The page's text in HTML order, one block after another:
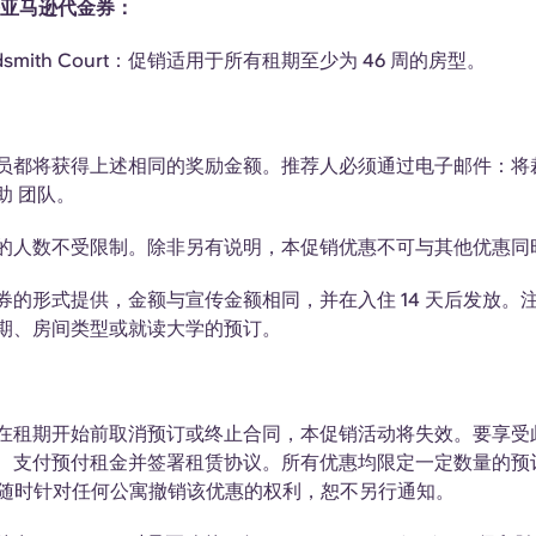
马逊代金券：
Court：促销适用于所有租期至少为 46 周的房型。
都将获得上述相同的奖励金额。推荐人必须通过电子邮件：
团队。
人数不受限制。除非另有说明，本促销优惠不可与其他优惠同
的形式提供，金额与宣传金额相同，并在入住 14 天后发放。
、房间类型或就读大学的预订。
租期开始前取消预订或终止合同，本促销活动将失效。要享
支付预付租金并签署租赁协议。所有优惠均限定一定数量的
时针对任何公寓撤销该优惠的权利，恕不另行通知。